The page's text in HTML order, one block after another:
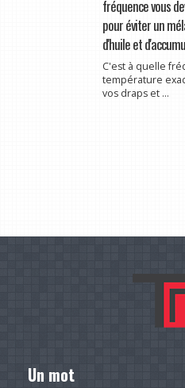
fréquence vous
pour éviter un
d'huile et
C'est à quelle
température
vos draps et ...
Un mot